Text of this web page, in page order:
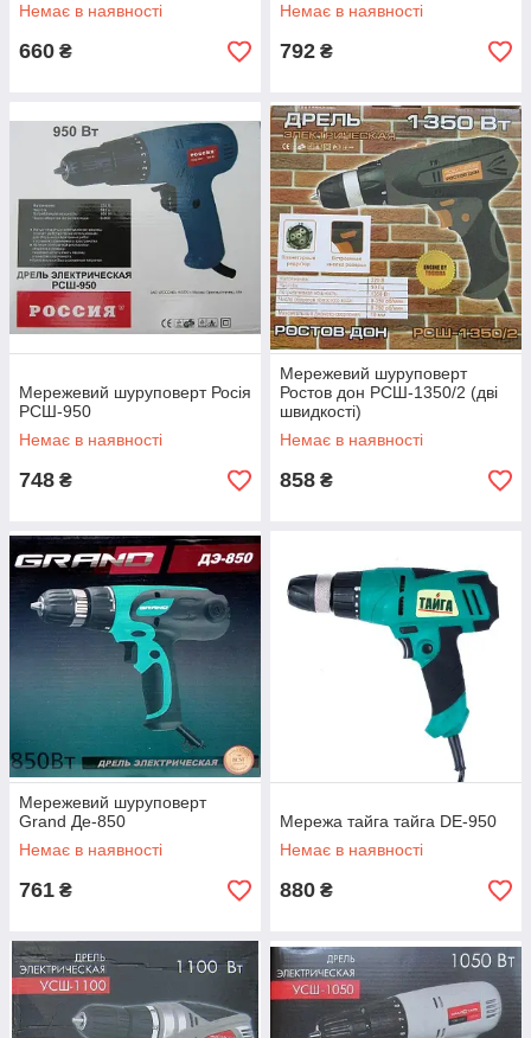
Немає в наявності
660 ₴
Немає в наявності
792 ₴
Мережевий шуруповерт Росія
РСШ-950
Немає в наявності
748 ₴
Мережевий шуруповерт
Ростов дон РСШ-1350/2 (дві
швидкості)
Немає в наявності
858 ₴
Мережевий шуруповерт
Grand Де-850
Немає в наявності
761 ₴
Мережа тайга тайга DE-950
Немає в наявності
880 ₴